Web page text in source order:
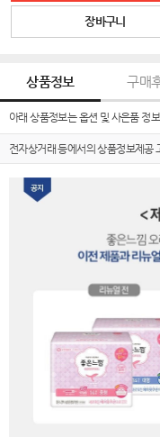
장바구니
상품정보 구매
아래 상품정보는 옵션 및 사은품 정
전자상거래 등에서의 상품정보제공